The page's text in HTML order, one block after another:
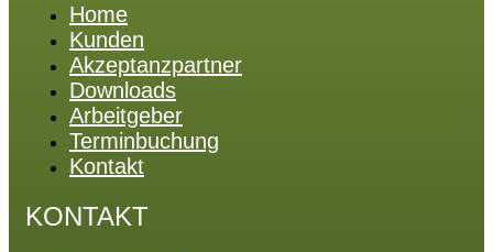
Home
Kunden
Akzeptanzpartner
Downloads
Arbeitgeber
Terminbuchung
Kontakt
KONTAKT